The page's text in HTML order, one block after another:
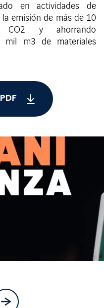
en actividades de
emisión de más de 10
y ahorrando
mil m3 de materiales